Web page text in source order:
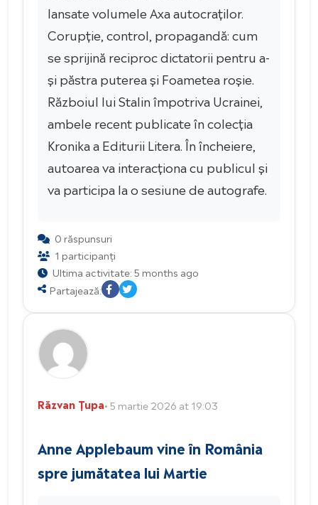
lansate volumele Axa autocraților.
Corupție, control, propagandă: cum
se sprijină reciproc dictatorii pentru a-
și păstra puterea și Foametea roșie.
Războiul lui Stalin împotriva Ucrainei,
ambele recent publicate în colecția
Kronika a Editurii Litera. În încheiere,
autoarea va interacționa cu publicul și
va participa la o sesiune de autografe.
0 răspunsuri
1 participanți
Ultima activitate: 5 months ago
Partajează:
Răzvan Țupa• 5 martie 2026 at 19:03
Anne Applebaum vine în România
spre jumătatea lui Martie